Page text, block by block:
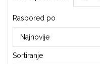
Raspored po
Sortiranje